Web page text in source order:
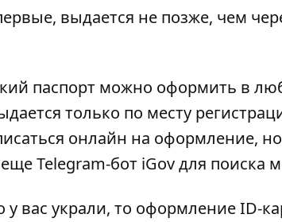
выдается не позже, чем
паспорт можно оформить в
только по месту
онлайн на оформление,
еще Telegram-бот iGovдля поиска
у вас украли, то оформление ID-